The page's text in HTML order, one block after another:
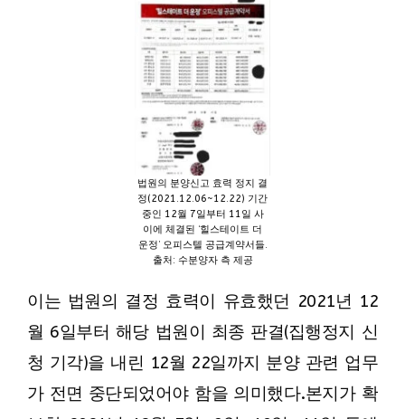
법원의 분양신고 효력 정지 결
정(2021.12.06~12.22) 기간
중인 12월 7일부터 11일 사
이에 체결된 ‘힐스테이트 더
운정’ 오피스텔 공급계약서들.
출처: 수분양자 측 제공
이는 법원의 결정 효력이 유효했던 2021년 12
월 6일부터 해당 법원이 최종 판결(집행정지 신
청 기각)을 내린 12월 22일까지 분양 관련 업무
가 전면 중단되었어야 함을 의미했다.본지가 확